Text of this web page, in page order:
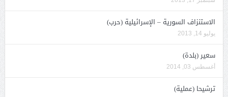
الاستنزاف السورية – الإسرائيلية (حرب)
يوليو 14, 2013
سعير (بلدة)
أغسطس 03, 2014
ترشيحا (عملية)